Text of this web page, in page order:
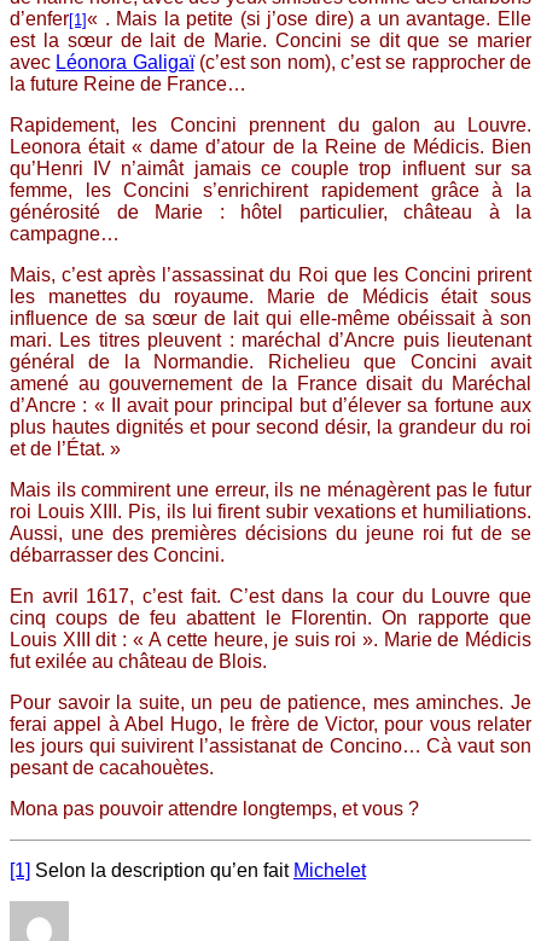
d’enfer[1]« . Mais la petite (si j’ose dire) a un avantage. Elle
est la sœur de lait de Marie. Concini se dit que se marier
avec Léonora Galigaï(c’est son nom), c’est se rapprocher de
la future Reine de France…
Rapidement, les Concini prennent du galon au Louvre.
Leonora était « dame d’atour de la Reine de Médicis. Bien
qu’Henri IV n’aimât jamais ce couple trop influent sur sa
femme, les Concini s’enrichirent rapidement grâce à la
générosité de Marie : hôtel particulier, château à la
campagne…
Mais, c’est après l’assassinat du Roi que les Concini prirent
les manettes du royaume. Marie de Médicis était sous
influence de sa sœur de lait qui elle-même obéissait à son
mari. Les titres pleuvent : maréchal d’Ancre puis lieutenant
général de la Normandie. Richelieu que Concini avait
amené au gouvernement de la France disait du Maréchal
d’Ancre : « II avait pour principal but d’élever sa fortune aux
plus hautes dignités et pour second désir, la grandeur du roi
et de l’État. »
Mais ils commirent une erreur, ils ne ménagèrent pas le futur
roi Louis XIII. Pis, ils lui firent subir vexations et humiliations.
Aussi, une des premières décisions du jeune roi fut de se
débarrasser des Concini.
En avril 1617, c’est fait. C’est dans la cour du Louvre que
cinq coups de feu abattent le Florentin. On rapporte que
Louis XIII dit : « A cette heure, je suis roi ». Marie de Médicis
fut exilée au château de Blois.
Pour savoir la suite, un peu de patience, mes aminches. Je
ferai appel à Abel Hugo, le frère de Victor, pour vous relater
les jours qui suivirent l’assistanat de Concino… Cà vaut son
pesant de cacahouètes.
Mona pas pouvoir attendre longtemps, et vous ?
[1] Selon la description qu’en fait Michelet